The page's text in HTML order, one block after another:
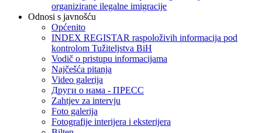
organizirane ilegalne imigracije
Odnosi s javnošću
Općenito
INDEX REGISTAR raspoloživih informacija pod
kontrolom Tužiteljstva BiH
Vodič o pristupu informacijama
Najčešća pitanja
Video galerija
Други о нама - ПРЕСC
Zahtjev za intervju
Foto galerija
Fotografije interijera i eksterijera